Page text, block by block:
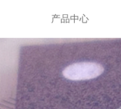
产品中心